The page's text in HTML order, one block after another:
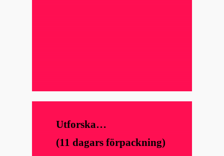
Utforska…
(11 dagars förpackning)